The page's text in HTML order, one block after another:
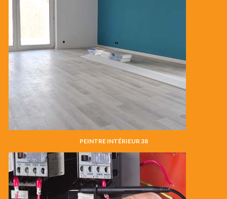
PEINTRE INTÉRIEUR 38